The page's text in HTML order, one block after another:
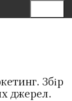
Збір
джерел.